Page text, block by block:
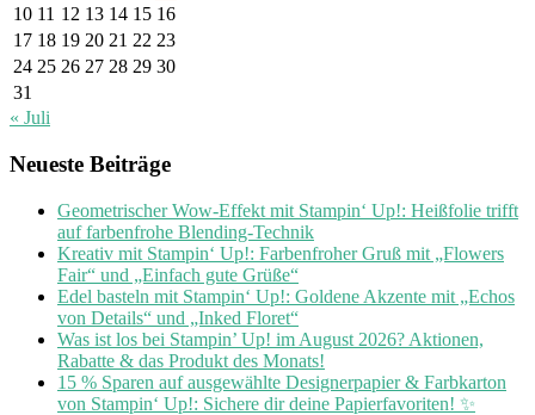
10 11 12 13 14 15 16
17 18 19 20 21 22 23
24 25 26 27 28 29 30
31
« Juli
Neueste Beiträge
Geometrischer Wow-Effekt mit Stampin‘ Up!: Heißfolie trifft
auf farbenfrohe Blending-Technik
Kreativ mit Stampin‘ Up!: Farbenfroher Gruß mit „Flowers
Fair“ und „Einfach gute Grüße“
Edel basteln mit Stampin‘ Up!: Goldene Akzente mit „Echos
von Details“ und „Inked Floret“
Was ist los bei Stampin’ Up! im August 2026? Aktionen,
Rabatte & das Produkt des Monats!
15 % Sparen auf ausgewählte Designerpapier & Farbkarton
von Stampin‘ Up!: Sichere dir deine Papierfavoriten! ✨